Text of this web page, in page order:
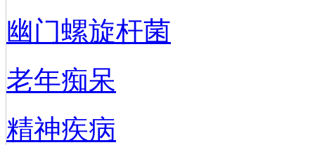
幽门螺旋杆菌
老年痴呆
精神疾病